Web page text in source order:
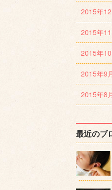
2015年
2015年
2015年
2015年9
2015年8
最近のブ